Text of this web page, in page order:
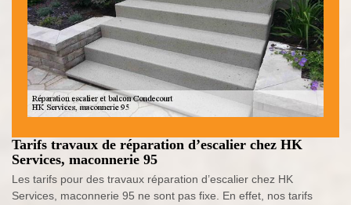
Tarifs travaux de réparation d’escalier chez HK
Services, maconnerie 95
Les tarifs pour des travaux réparation d’escalier chez HK
Services, maconnerie 95 ne sont pas fixe. En effet, nos tarifs